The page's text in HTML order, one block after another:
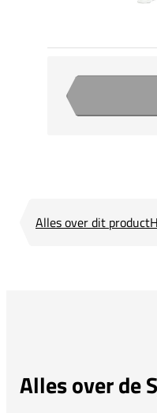
Aantal
Alles over dit product
Alles over de